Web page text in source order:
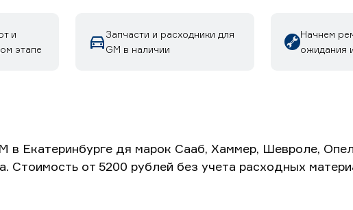
и
этапе
Запчасти и расходники для
GM в наличии
Начнем
ожидания
в Екатеринбурге дя марок Сааб, Хаммер, Шевроле,
Стоимость от 5200 рублей без учета расходных